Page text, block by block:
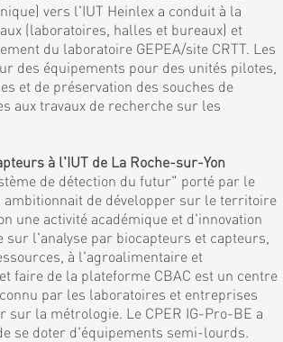
vers l'IUT Heinlex a conduit à la
(laboratoires, halles et bureaux) et
du laboratoire GEPEA/site CRTT. Les
des équipements pour des unités pilotes,
et de préservation des souches de
aux travaux de recherche sur les
à l'IUT de La Roche-sur-Yon
de détection du futur" porté par le
ambitionnait de développer sur le territoire
une activité académique et d'innovation
l'analyse par biocapteurs et capteurs,
à l'agroalimentaire et
faire de la plateforme CBAC est un centre
par les laboratoires et entreprises
sur la métrologie. Le CPER IG-Pro-BE a
se doter d'équipements semi-lourds.